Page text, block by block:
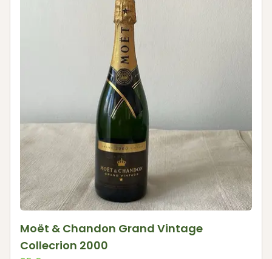
Moët & Chandon Grand Vintage
Collecrion 2000